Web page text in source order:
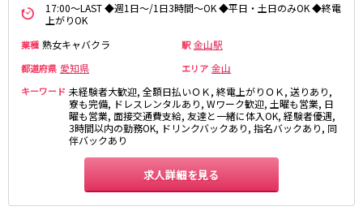
17:00～LAST ◆週1日～/1日3時間～OK ◆平日・土日のみOK ◆終電
上がりOK
業種 熟女キャバクラ 駅 金山駅
都道府県 愛知県 エリア 金山
キーワード 未経験者大歓迎, 全額日払いＯＫ, 終電上がりＯＫ, 送りあり,
寮も完備, ドレスレンタルあり, Wワーク歓迎, 土曜も営業, 日
曜も営業, 面接交通費支給, 友達と一緒に体入OK, 経験者優遇,
3時間以内の勤務OK, ドリンクバックあり, 指名バックあり, 同
伴バックあり
求人詳細を見る
JR東海道本線(岐阜～美濃赤坂・米原)
岐阜駅
金山駅
名鉄尾西線